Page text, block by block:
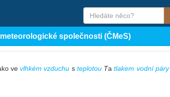
společnosti (ČMeS)
vevlhkém vzduchu s teplotou Tatlakem vodní páry